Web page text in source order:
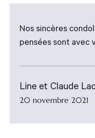
Nos sincères
pensées sont avec
Line et Claude
20 novembre 2021